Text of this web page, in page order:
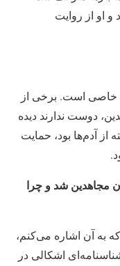
می‌افتاد و او از روایت
است. برخی از
دوست ندارند دیده
از آدم‌ها بود، حمایت
مجاهدین شد و چرا
به آن اشاره می‌کنم،
اشکالی در